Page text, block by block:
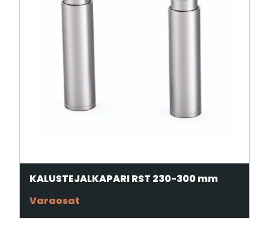
KALUSTEJALKAPARI RST 230-300 mm
Varaosat